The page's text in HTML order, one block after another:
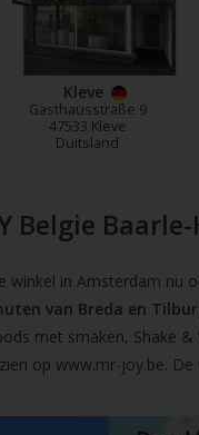
Kleve
Gasthausstraße 9
47533 Kleve
Duitsland
Belgie
in Amsterdam
van Breda en
met smaken, Shake
op www.mr-joy.be. De